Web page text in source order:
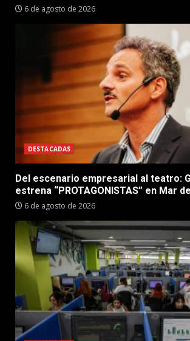
6 de agosto de 2026
DESTACADAS
Del escenario empresarial al teatro:
estrena “PROTAGONISTAS” en Mar
6 de agosto de 2026